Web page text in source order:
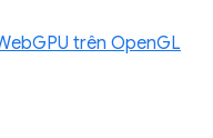
trên OpenGL